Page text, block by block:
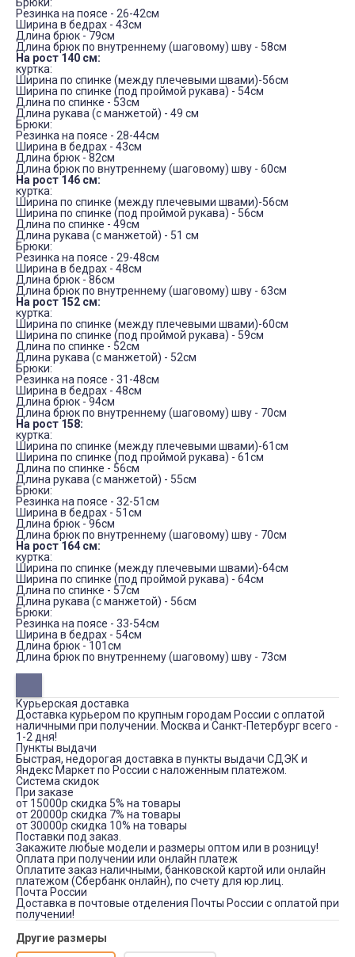
Резинка на поясе - 26-42см
Ширина в бедрах - 43см
Длина брюк - 79см
Длина брюк по внутреннему (шаговому) шву - 58см
На рост 140 см:
куртка:
Ширина по спинке (между плечевыми швами)-56см
Ширина по спинке (под проймой рукава) - 54см
Длина по спинке - 53см
Длина рукава (с манжетой) - 49 см
Брюки:
Резинка на поясе - 28-44см
Ширина в бедрах - 43см
Длина брюк - 82см
Длина брюк по внутреннему (шаговому) шву - 60см
На рост 146 см:
куртка:
Ширина по спинке (между плечевыми швами)-56см
Ширина по спинке (под проймой рукава) - 56см
Длина по спинке - 49см
Длина рукава (с манжетой) - 51 см
Брюки:
Резинка на поясе - 29-48см
Ширина в бедрах - 48см
Длина брюк - 86см
Длина брюк по внутреннему (шаговому) шву - 63см
На рост 152 см:
куртка:
Ширина по спинке (между плечевыми швами)-60см
Ширина по спинке (под проймой рукава) - 59см
Длина по спинке - 52см
Длина рукава (с манжетой) - 52см
Брюки:
Резинка на поясе - 31-48см
Ширина в бедрах - 48см
Длина брюк - 94см
Длина брюк по внутреннему (шаговому) шву - 70см
На рост 158:
куртка:
Ширина по спинке (между плечевыми швами)-61см
Ширина по спинке (под проймой рукава) - 61см
Длина по спинке - 56см
Длина рукава (с манжетой) - 55см
Брюки:
Резинка на поясе - 32-51см
Ширина в бедрах - 51см
Длина брюк - 96см
Длина брюк по внутреннему (шаговому) шву - 70см
На рост 164 см:
куртка:
Ширина по спинке (между плечевыми швами)-64см
Ширина по спинке (под проймой рукава) - 64см
Длина по спинке - 57см
Длина рукава (с манжетой) - 56см
Брюки:
Резинка на поясе - 33-54см
Ширина в бедрах - 54см
Длина брюк - 101см
Длина брюк по внутреннему (шаговому) шву - 73см
Курьерская доставка
Доставка курьером по крупным городам России с оплатой
наличными при получении. Москва и Санкт-Петербург всего -
1-2 дня!
Пункты выдачи
Быстрая, недорогая доставка в пункты выдачи СДЭК и
Яндекс Маркет по России с наложенным платежом.
Система скидок
При заказе
от 15000р скидка 5% на товары
от 20000р скидка 7% на товары
от 30000р скидка 10% на товары
Поставки под заказ.
Закажите любые модели и размеры оптом или в розницу!
Оплата при получении или онлайн платеж
Оплатите заказ наличными, банковской картой или онлайн
платежом (Сбербанк онлайн), по счету для юр.лиц.
Почта России
Доставка в почтовые отделения Почты России с оплатой при
получении!
Другие размеры